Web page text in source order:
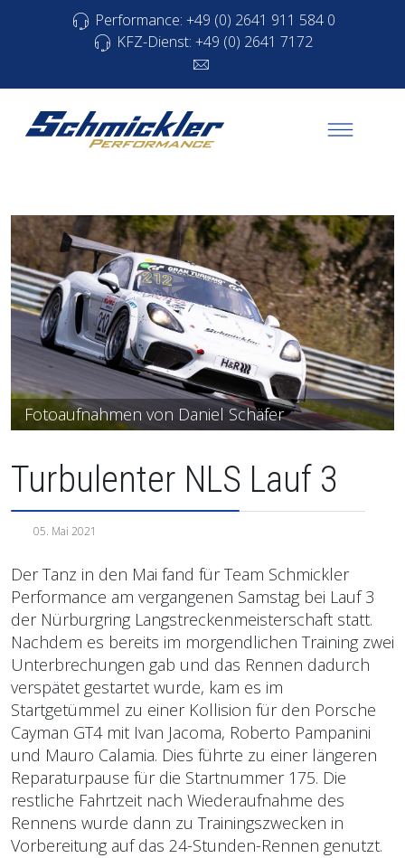
Performance: +49 (0) 2641 911 584 0
KFZ-Dienst: +49 (0) 2641 7172
Fotoaufnahmen von Daniel Schäfer
Turbulenter NLS Lauf 3
05. Mai 2021
Der Tanz in den Mai fand für Team Schmickler
Performance am vergangenen Samstag bei Lauf 3
der Nürburgring Langstreckenmeisterschaft statt.
Nachdem es bereits im morgendlichen Training zwei
Unterbrechungen gab und das Rennen dadurch
verspätet gestartet wurde, kam es im
Startgetümmel zu einer Kollision für den Porsche
Cayman GT4 mit Ivan Jacoma, Roberto Pampanini
und Mauro Calamia. Dies führte zu einer längeren
Reparaturpause für die Startnummer 175. Die
restliche Fahrtzeit nach Wiederaufnahme des
Rennens wurde dann zu Trainingszwecken in
Vorbereitung auf das 24-Stunden-Rennen genutzt.